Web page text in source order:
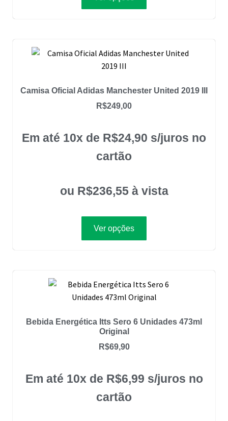
Camisa Oficial Adidas Manchester United 2019 III
R$249,00
Em até 10x de R$24,90 s/juros no
cartão
ou R$236,55 à vista
Ver opções
Bebida Energética Itts Sero 6 Unidades 473ml
Original
R$69,90
Em até 10x de R$6,99 s/juros no
cartão